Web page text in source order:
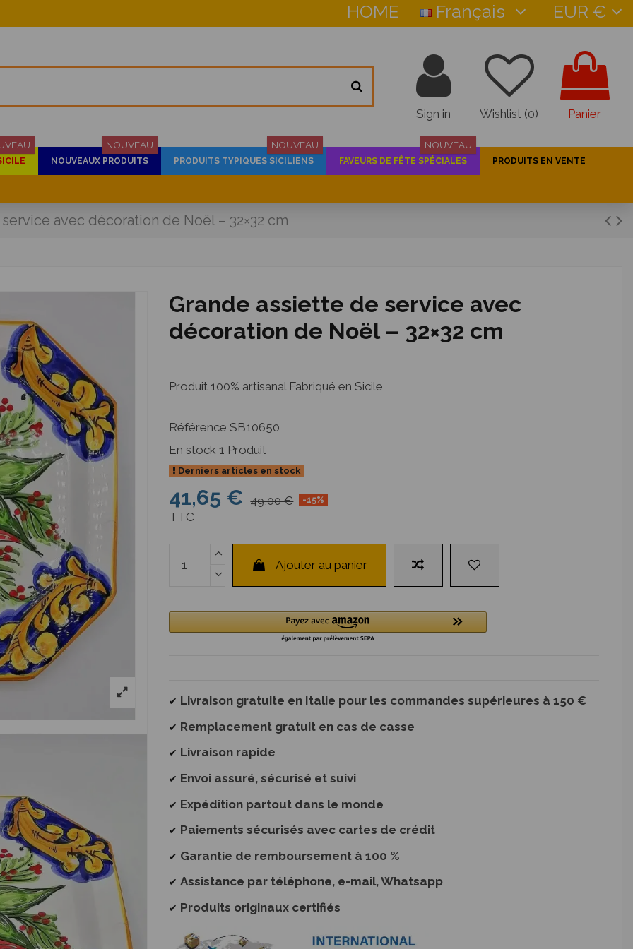
HOME Français EUR €
Sign in Wishlist (0) Panier
NOUVEAUX PRODUITS
NOUVEAU
PRODUITS TYPIQUES SICILIENS
NOUVEAU
FAVEURS DE FÊTE SPÉCIALES
NOUVEAU
PRODUITS EN VENTE
avec décoration de Noël – 32×32 cm
Grande assiette de service avec
décoration de Noël – 32×32 cm
Produit 100% artisanal Fabriqué en Sicile
Référence SB10650
En stock 1 Produit
Derniers articles en stock
41,65 € 49,00 € -15%
TTC
Ajouter au panier
✔ Livraison gratuite en Italie pour les commandes supérieures à 150 €
✔ Remplacement gratuit en cas de casse
✔ Livraison rapide
✔ Envoi assuré, sécurisé et suivi
✔ Expédition partout dans le monde
✔ Paiements sécurisés avec cartes de crédit
✔ Garantie de remboursement à 100 %
✔ Assistance par téléphone, e-mail, Whatsapp
✔ Produits originaux certifiés